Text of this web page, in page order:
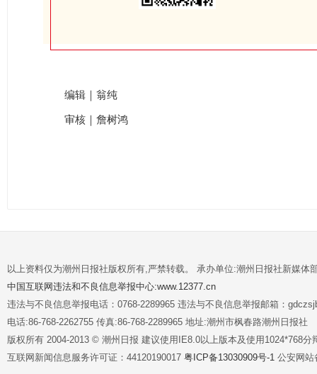
编辑｜翁纯
审核｜詹树鸿
以上资料仅为潮州日报社版权所有,严禁转载。 承办单位:潮州日报社新媒体
中国互联网违法和不良信息举报中心:www.12377.cn
违法与不良信息举报电话：0768-2289965 违法与不良信息举报邮箱：
电话:86-768-2262755 传真:86-768-2289965 地址:潮州市枫春路潮州日报社
版权所有 2004-2013 © 潮州日报 建议使用IE8.0以上版本及使用1024*768分
互联网新闻信息服务许可证：44120190017 粤ICP备13030909号-1 公安网站